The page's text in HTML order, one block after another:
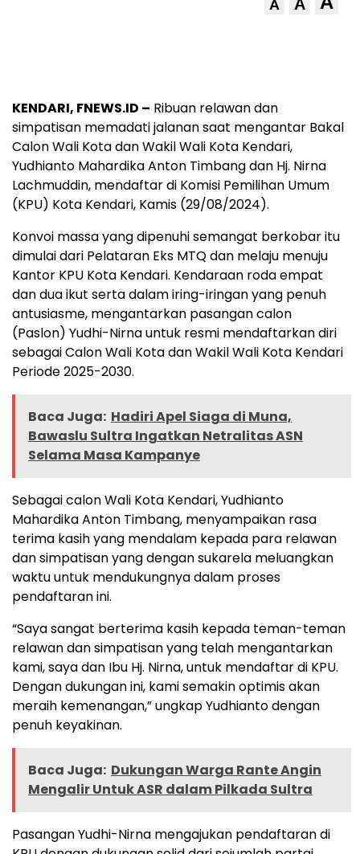
A A
KENDARI, FNEWS.ID – Ribuan relawan dan
simpatisan memadati jalanan saat mengantar Bakal
Calon Wali Kota dan Wakil Wali Kota Kendari,
Yudhianto Mahardika Anton Timbang dan Hj. Nirna
Lachmuddin, mendaftar di Komisi Pemilihan Umum
(KPU) Kota Kendari, Kamis (29/08/2024).
Konvoi massa yang dipenuhi semangat berkobar itu
dimulai dari Pelataran Eks MTQ dan melaju menuju
Kantor KPU Kota Kendari. Kendaraan roda empat
dan dua ikut serta dalam iring-iringan yang penuh
antusiasme, mengantarkan pasangan calon
(Paslon) Yudhi-Nirna untuk resmi mendaftarkan diri
sebagai Calon Wali Kota dan Wakil Wali Kota Kendari
Periode 2025-2030.
Baca Juga: Hadiri Apel Siaga di Muna,
Bawaslu Sultra Ingatkan Netralitas ASN
Selama Masa Kampanye
Sebagai calon Wali Kota Kendari, Yudhianto
Mahardika Anton Timbang, menyampaikan rasa
terima kasih yang mendalam kepada para relawan
dan simpatisan yang dengan sukarela meluangkan
waktu untuk mendukungnya dalam proses
pendaftaran ini.
“Saya sangat berterima kasih kepada teman-teman
relawan dan simpatisan yang telah mengantarkan
kami, saya dan Ibu Hj. Nirna, untuk mendaftar di KPU.
Dengan dukungan ini, kami semakin optimis akan
meraih kemenangan,” ungkap Yudhianto dengan
penuh keyakinan.
Baca Juga: Dukungan Warga Rante Angin
Mengalir Untuk ASR dalam Pilkada Sultra
Pasangan Yudhi-Nirna mengajukan pendaftaran di